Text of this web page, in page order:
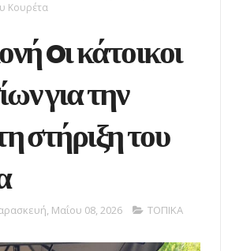
Κουρέτα
oι κάτοικοι
για την
στήριξη του
Μαΐου 08, 2026 ΤΟΠΙΚΑ